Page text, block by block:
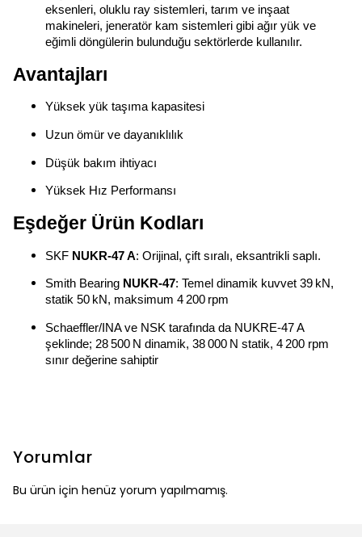
eksenleri, oluklu ray sistemleri, tarım ve inşaat
makineleri, jeneratör kam sistemleri gibi ağır yük ve
eğimli döngülerin bulunduğu sektörlerde kullanılır.
Avantajları
Yüksek yük taşıma kapasitesi
Uzun ömür ve dayanıklılık
Düşük bakım ihtiyacı
Yüksek Hız Performansı
Eşdeğer Ürün Kodları
SKF NUKR‑47 A: Orijinal, çift sıralı, eksantrikli saplı.
Smith Bearing NUKR‑47: Temel dinamik kuvvet 39 kN,
statik 50 kN, maksimum 4 200 rpm
Schaeffler/INA ve NSK tarafında da NUKRE‑47 A
şeklinde; 28 500 N dinamik, 38 000 N statik, 4 200 rpm
sınır değerine sahiptir
Yorumlar
Bu ürün için henüz yorum yapılmamış.